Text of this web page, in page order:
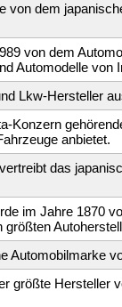
von dem
von dem
Automodelle von
Lkw-Hersteller
Konzern
anbietet.
das
im Jahre 1870
Automobilmarke
größte Hersteller